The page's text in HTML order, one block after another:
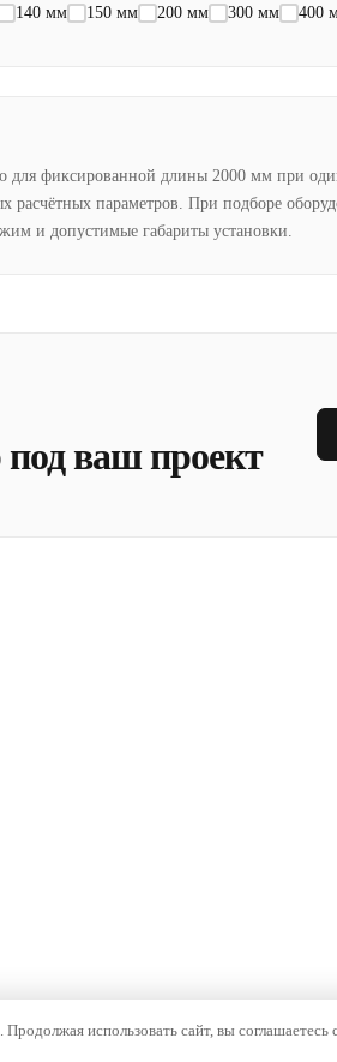
140 мм 150 мм 200 мм 300 мм 400
для фиксированной длины 2000 мм при
расчётных параметров. При подборе
и допустимые габариты установки.
ваш проект
использовать сайт, вы соглашаетесь